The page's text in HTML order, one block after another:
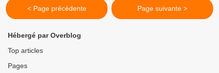
< Page précédente Page suivante >
Hébergé par Overblog
Top articles
Pages